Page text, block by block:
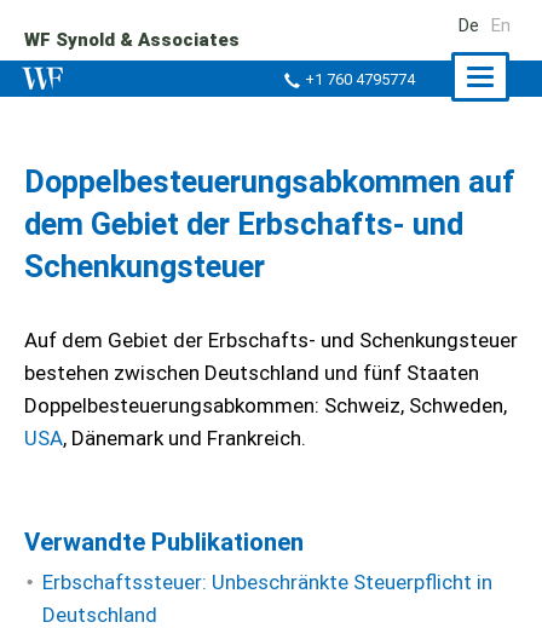
WF Synold & Associates
+1 760 4795774
De En
Doppelbesteuerungsabkommen auf
dem Gebiet der Erbschafts- und
Schenkungsteuer
Auf dem Gebiet der Erbschafts- und Schenkungsteuer
bestehen zwischen Deutschland und fünf Staaten
Doppelbesteuerungsabkommen: Schweiz, Schweden,
USA, Dänemark und Frankreich.
Verwandte Publikationen
Erbschaftssteuer: Unbeschränkte Steuerpflicht in
Deutschland